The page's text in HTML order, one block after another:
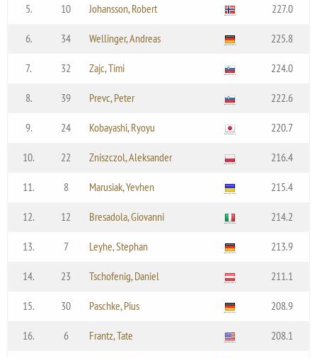
5. 10 Johansson, Robert 227.0
6. 34 Wellinger, Andreas 225.8
7. 32 Zajc, Timi 224.0
8. 39 Prevc, Peter 222.6
9. 24 Kobayashi, Ryoyu 220.7
10. 22 Zniszczol, Aleksander 216.4
11. 8 Marusiak, Yevhen 215.4
12. 12 Bresadola, Giovanni 214.2
13. 7 Leyhe, Stephan 213.9
14. 23 Tschofenig, Daniel 211.1
15. 30 Paschke, Pius 208.9
16. 6 Frantz, Tate 208.1